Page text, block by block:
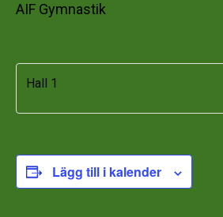
AIF Gymnastik
Hall 1
Lägg till i kalender